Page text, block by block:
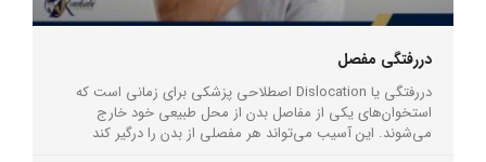
دررفتگی مفصل
دررفتگی یا Dislocation اصطلاحی پزشکی برای زمانی است که
استخوان‌های یکی از مفاصل بدن از محل طبیعی خود خارج
می‌شوند. این آسیب می‌تواند هر مفصلی از بدن را درگیر کند